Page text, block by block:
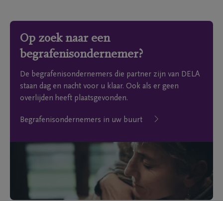
Op zoek naar een
begrafenisondernemer?
De begrafenisondernemers die partner zijn van DELA
staan dag en nacht voor u klaar. Ook als er geen
overlijden heeft plaatsgevonden.
Begrafenisondernemers in uw buurt